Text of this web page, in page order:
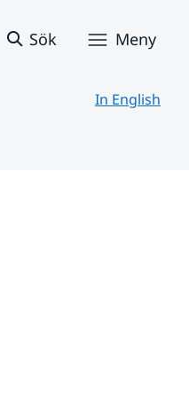
Sök Meny
In English